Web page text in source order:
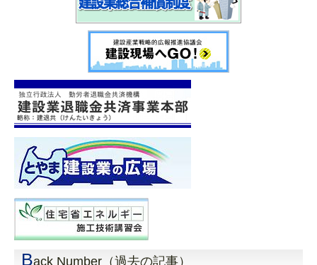
Back Number（過去の記事）